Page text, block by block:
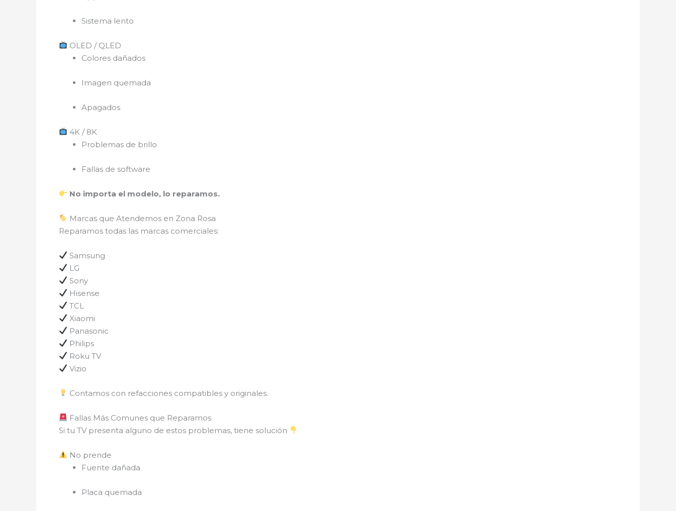
Sistema lento
OLED / QLED
Colores dañados
Imagen quemada
Apagados
4K / 8K
Problemas de brillo
Fallas de software
No importa el modelo, lo reparamos.
Marcas que Atendemos en Zona Rosa
Reparamos todas las marcas comerciales:
Samsung
LG
Sony
Hisense
TCL
Xiaomi
Panasonic
Philips
Roku TV
Vizio
Contamos con refacciones compatibles y originales.
Fallas Más Comunes que Reparamos
Si tu TV presenta alguno de estos problemas, tiene solución
No prende
Fuente dañada
Placa quemada